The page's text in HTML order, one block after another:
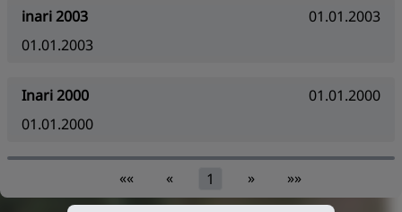
inari 2003
01.01.2003
01.01.2003
Inari 2000
01.01.2000
01.01.2000
«« « 1 » »»